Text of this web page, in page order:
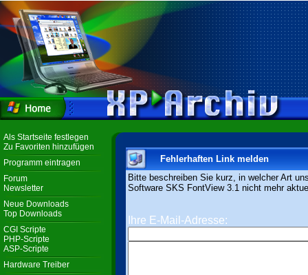
Als Startseite festlegen
Zu Favoriten hinzufügen
Programm eintragen
Forum
Newsletter
Neue Downloads
Top Downloads
CGI Scripte
PHP-Scripte
ASP-Scripte
Hardware Treiber
Fehlerhaften Link melden
Bitte beschreiben Sie kurz, in welcher Art
Software SKS FontView 3.1 nicht mehr
Ihre E-Mail-Adresse: